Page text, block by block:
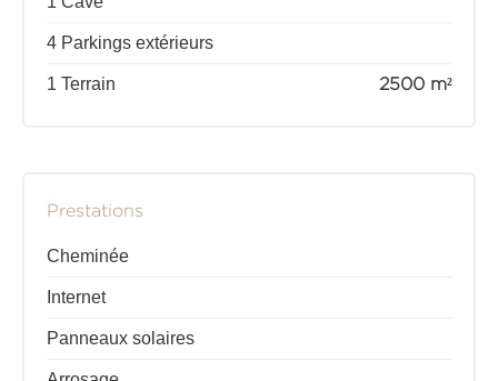
4 Parkings extérieurs
1 Terrain 2500 m²
Prestations
Cheminée
Internet
Panneaux solaires